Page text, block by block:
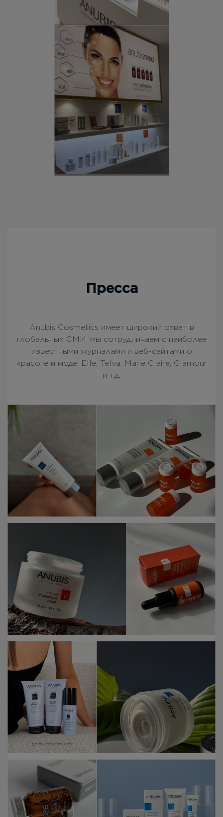
Пресса
Anubis Cosmetics имеет широкий охват в
глобальных СМИ, мы сотрудничаем с наиболее
известными журналами и веб-сайтами о
красоте и моде: Elle, Telva, Marie Claire, Glamour
и т.д.